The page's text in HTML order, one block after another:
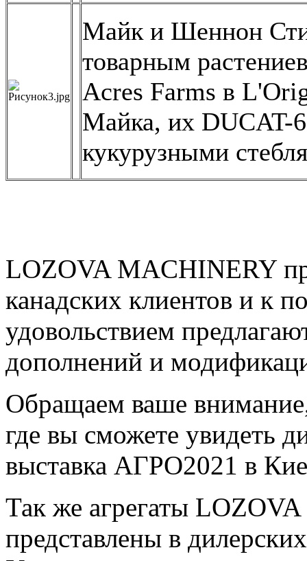
Майк и Шеннон
товарным
Acres Farms в
Майка, их DUCAT-6
кукурузными
LOZOVA MACHINERY
канадских клиентов и к
удовольствием
дополнений и
Обращаем ваше
где вы сможете увидеть
выставка АГРО2021 в
Так же агрегаты
представлены в